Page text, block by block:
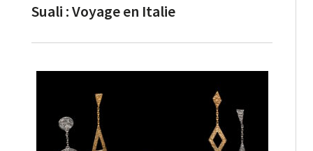
Suali : Voyage en Italie